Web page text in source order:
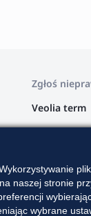
Zgłoś
Veolia term
Veolia
Veolia
naszej stronie
wybrane